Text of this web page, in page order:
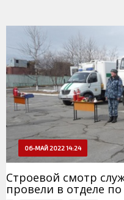
06-МАЙ 2022 14:24
Строевой смотр
провели в отделе